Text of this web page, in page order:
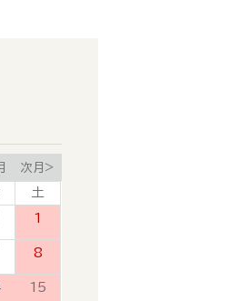
次月>
土
1
8
15